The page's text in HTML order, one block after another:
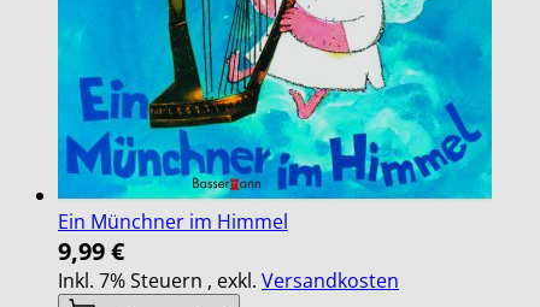
Ein Münchner im Himmel
9,99 €
Inkl. 7% Steuern , exkl. Versandkosten